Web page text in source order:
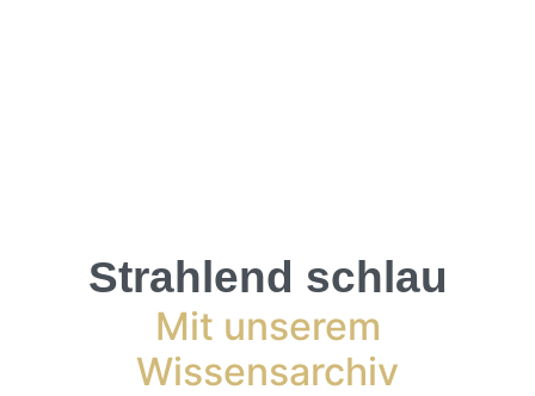
Strahlend schlau
Mit unserem
Wissensarchiv